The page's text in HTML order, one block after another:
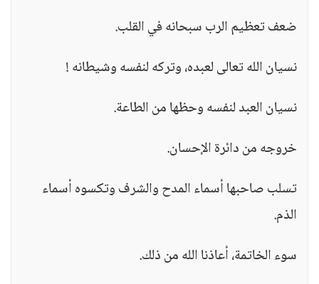
ضعف تعظيم الرب سبحانه في القلب.
نسيان الله تعالى لعبده، وتركه لنفسه وشيطانه !
نسيان العبد لنفسه وحظها من الطاعة.
خروجه من دائرة الإحسان.
تسلب صاحبها أسماء المدح والشرف وتكسوه أسماء
الذم.
سوء الخاتمة، أعاذنا الله من ذلك.